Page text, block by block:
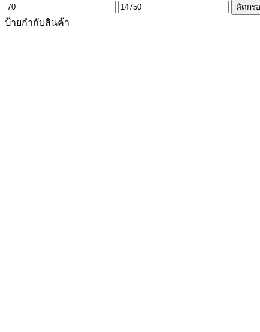
ราคา
ต่ำ
ราคา
คัดกร
ป้ายกำกับสินค้า